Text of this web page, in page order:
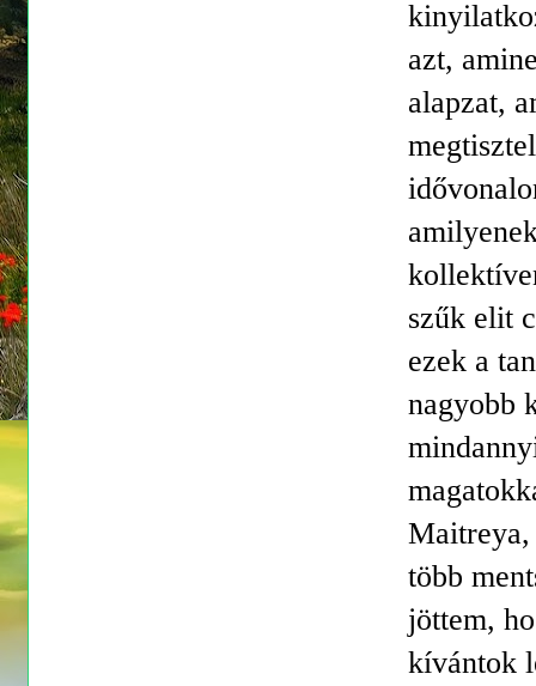
azt,
alapzat,
szűk elit
ezek a
nagyobb
több
jöttem,
kívántok